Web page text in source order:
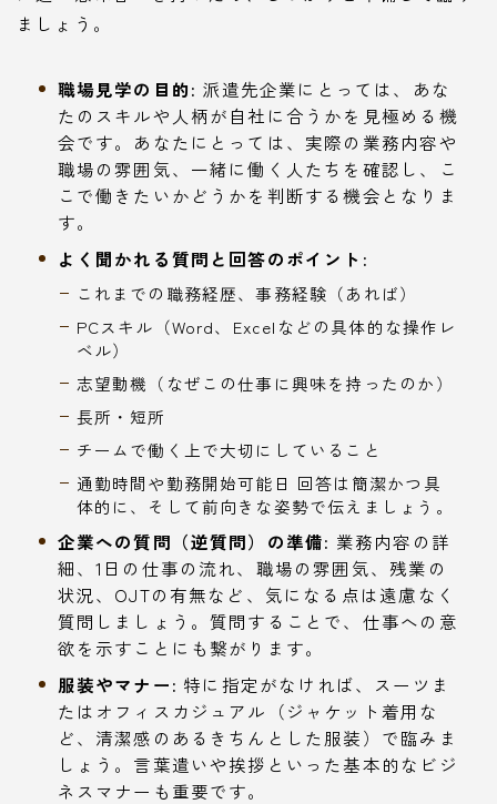
ましょう。
職場見学の目的: 派遣先企業にとっては、あな
たのスキルや人柄が自社に合うかを見極める機
会です。あなたにとっては、実際の業務内容や
職場の雰囲気、一緒に働く人たちを確認し、こ
こで働きたいかどうかを判断する機会となりま
す。
よく聞かれる質問と回答のポイント:
これまでの職務経歴、事務経験（あれば）
PCスキル（Word、Excelなどの具体的な操作レ
ベル）
志望動機（なぜこの仕事に興味を持ったのか）
長所・短所
チームで働く上で大切にしていること
通勤時間や勤務開始可能日 回答は簡潔かつ具
体的に、そして前向きな姿勢で伝えましょう。
企業への質問（逆質問）の準備: 業務内容の詳
細、1日の仕事の流れ、職場の雰囲気、残業の
状況、OJTの有無など、気になる点は遠慮なく
質問しましょう。質問することで、仕事への意
欲を示すことにも繋がります。
服装やマナー: 特に指定がなければ、スーツま
たはオフィスカジュアル（ジャケット着用な
ど、清潔感のあるきちんとした服装）で臨みま
しょう。言葉遣いや挨拶といった基本的なビジ
ネスマナーも重要です。